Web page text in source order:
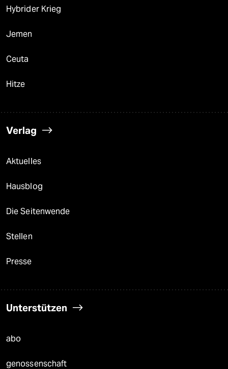
Hybrider Krieg
Jemen
Ceuta
Hitze
Verlag
Aktuelles
Hausblog
Die Seitenwende
Stellen
Presse
Unterstützen
abo
genossenschaft